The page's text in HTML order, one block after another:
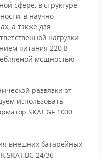
сфере, в структуре
в научно-
а также для
нагрузки
питания 220 В
мощностью
развязки от
использовать
SKAT-GF 1000
внешних батарейных
BC 24/36